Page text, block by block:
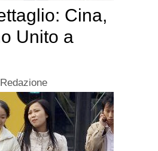
Cina,
Unito a
Redazione